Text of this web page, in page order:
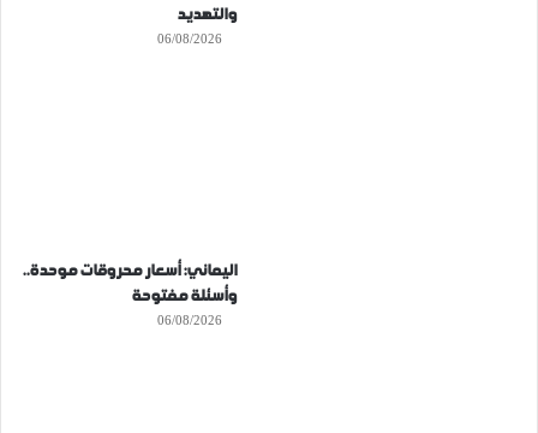
والتهديد
06/08/2026
اليماني: أسعار محروقات موحدة..
وأسئلة مفتوحة
06/08/2026